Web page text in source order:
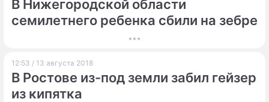
В Нижегородской области
семилетнего ребенка сбили на зебре
12:53 / 13 августа 2018
В Ростове из-под земли забил гейзер
из кипятка